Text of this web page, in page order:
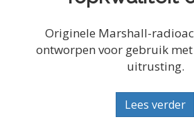
Originele Marshall-
ontworpen voor gebruik
uitrusting.
Lees verder